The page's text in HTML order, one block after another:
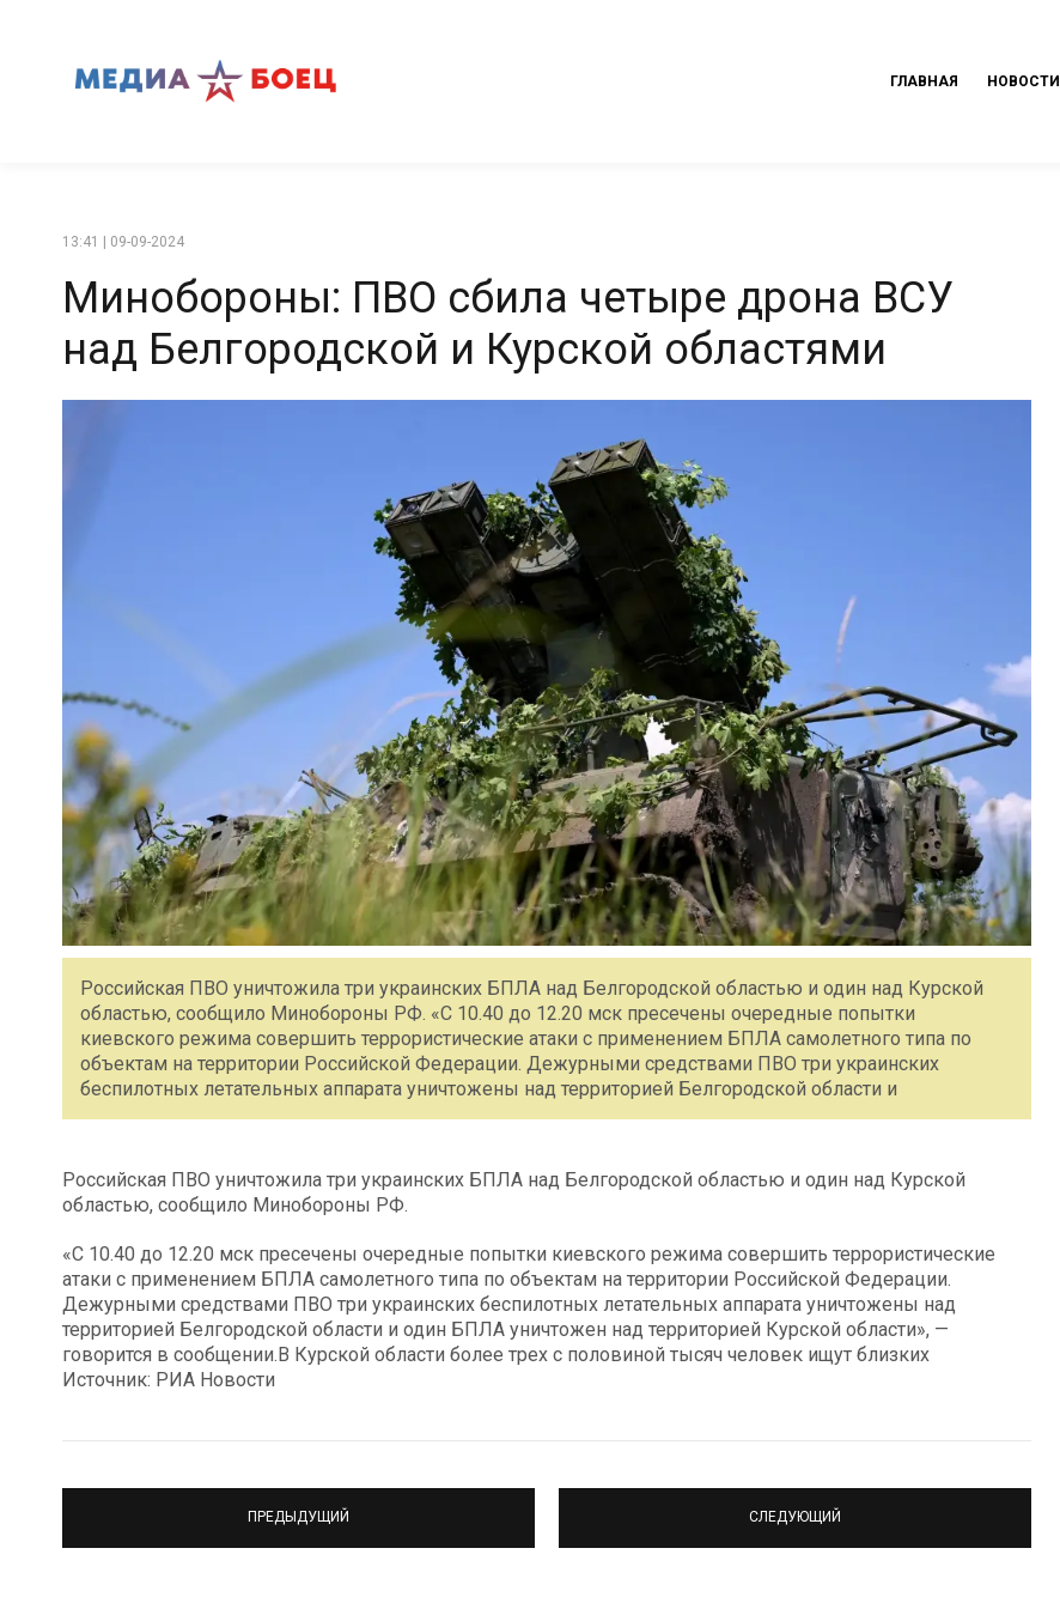
ГЛАВНАЯ НОВОСТИ
13:41 | 09-09-2024
Минобороны: ПВО сбила четыре дрона ВСУ
над Белгородской и Курской областями
Российская ПВО уничтожила три украинских БПЛА над Белгородской областью и один над Курской
областью, сообщило Минобороны РФ. «С 10.40 до 12.20 мск пресечены очередные попытки
киевского режима совершить террористические атаки c применением БПЛА самолетного типа по
объектам на территории Российской Федерации. Дежурными средствами ПВО три украинских
беспилотных летательных аппарата уничтожены над территорией Белгородской области и
Российская ПВО уничтожила три украинских БПЛА над Белгородской областью и один над Курской
областью, сообщило Минобороны РФ.
«С 10.40 до 12.20 мск пресечены очередные попытки киевского режима совершить террористические
атаки c применением БПЛА самолетного типа по объектам на территории Российской Федерации.
Дежурными средствами ПВО три украинских беспилотных летательных аппарата уничтожены над
территорией Белгородской области и один БПЛА уничтожен над территорией Курской области», —
говорится в сообщении.В Курской области более трех с половиной тысяч человек ищут близких
Источник: РИА Новости
ПРЕДЫДУЩИЙ СЛЕДУЮЩИЙ